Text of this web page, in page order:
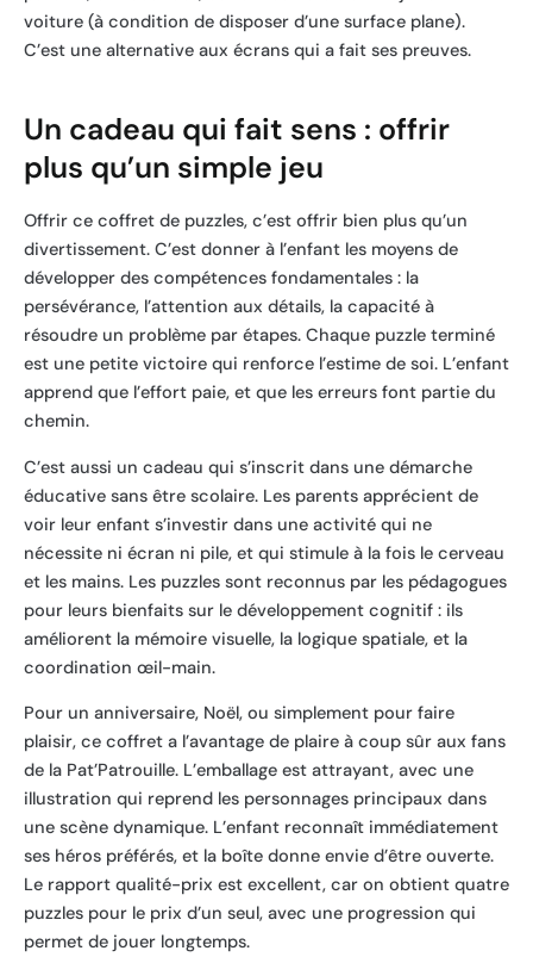
voiture (à condition de disposer d’une surface plane).
C’est une alternative aux écrans qui a fait ses preuves.
Un cadeau qui fait sens : offrir
plus qu’un simple jeu
Offrir ce coffret de puzzles, c’est offrir bien plus qu’un
divertissement. C’est donner à l’enfant les moyens de
développer des compétences fondamentales : la
persévérance, l’attention aux détails, la capacité à
résoudre un problème par étapes. Chaque puzzle terminé
est une petite victoire qui renforce l’estime de soi. L’enfant
apprend que l’effort paie, et que les erreurs font partie du
chemin.
C’est aussi un cadeau qui s’inscrit dans une démarche
éducative sans être scolaire. Les parents apprécient de
voir leur enfant s’investir dans une activité qui ne
nécessite ni écran ni pile, et qui stimule à la fois le cerveau
et les mains. Les puzzles sont reconnus par les pédagogues
pour leurs bienfaits sur le développement cognitif : ils
améliorent la mémoire visuelle, la logique spatiale, et la
coordination œil-main.
Pour un anniversaire, Noël, ou simplement pour faire
plaisir, ce coffret a l’avantage de plaire à coup sûr aux fans
de la Pat’Patrouille. L’emballage est attrayant, avec une
illustration qui reprend les personnages principaux dans
une scène dynamique. L’enfant reconnaît immédiatement
ses héros préférés, et la boîte donne envie d’être ouverte.
Le rapport qualité-prix est excellent, car on obtient quatre
puzzles pour le prix d’un seul, avec une progression qui
permet de jouer longtemps.